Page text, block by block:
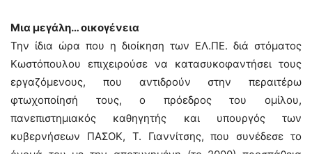
Μια μεγάλη… οικογένεια
Την ίδια ώρα που η διοίκηση των ΕΛ.ΠΕ. διά στόματος
Κωστόπουλου επιχειρούσε να κατασυκοφαντήσει τους
εργαζόμενους, που αντιδρούν στην περαιτέρω
φτωχοποίησή τους, ο πρόεδρος του ομίλου,
πανεπιστημιακός καθηγητής και υπουργός των
κυβερνήσεων ΠΑΣΟΚ, Τ. Γιαννίτσης, που συνέδεσε το